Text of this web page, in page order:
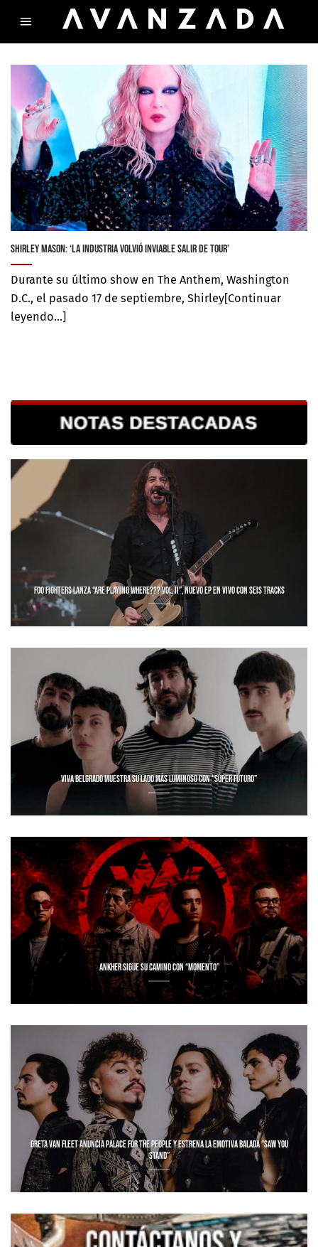
SHIRLEY MASON: ‘LA INDUSTRIA VOLVIÓ INVIABLE SALIR DE TOUR’
Durante su último show en The Anthem, Washington
D.C., el pasado 17 de septiembre, Shirley[Continuar
leyendo...]
FOO FIGHTERS LANZA “ARE PLAYING WHERE??? VOL. II”, NUEVO EP EN VIVO CON SEIS TRACKS
VIVA BELGRADO MUESTRA SU LADO MÁS LUMINOSO CON “SÚPER FUTURO”
ANKHER SIGUE SU CAMINO CON “MOMENTO”
GRETA VAN FLEET ANUNCIA PALACE FOR THE PEOPLE Y ESTRENA LA EMOTIVA BALADA “SAW YOU
STAND”